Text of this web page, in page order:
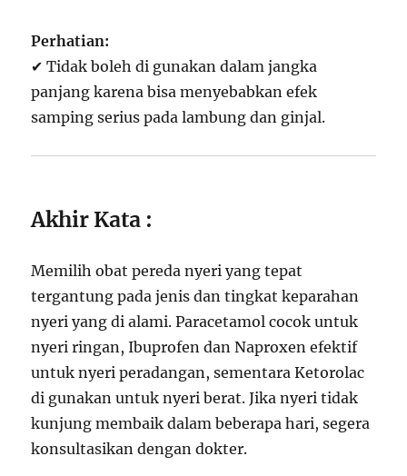
Perhatian:
✔ Tidak boleh di gunakan dalam jangka
panjang karena bisa menyebabkan efek
samping serius pada lambung dan ginjal.
Akhir Kata :
Memilih obat pereda nyeri yang tepat
tergantung pada jenis dan tingkat keparahan
nyeri yang di alami. Paracetamol cocok untuk
nyeri ringan, Ibuprofen dan Naproxen efektif
untuk nyeri peradangan, sementara Ketorolac
di gunakan untuk nyeri berat. Jika nyeri tidak
kunjung membaik dalam beberapa hari, segera
konsultasikan dengan dokter.